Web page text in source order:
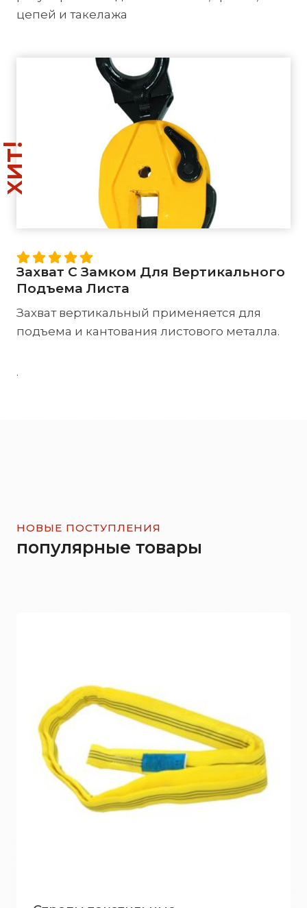
цепей и такелажа
Захват С Замком Для Вертикального
Подъема Листа
Захват вертикальный применяется для
подъема и кантования листового металла.
.
НОВЫЕ ПОСТУПЛЕНИЯ
популярные товары